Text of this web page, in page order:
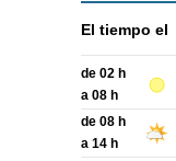
El tiempo el
de 02 h
a 08 h
de 08 h
a 14 h